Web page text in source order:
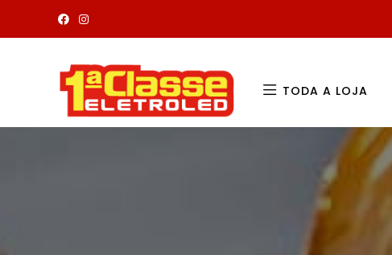
TODA A LOJA